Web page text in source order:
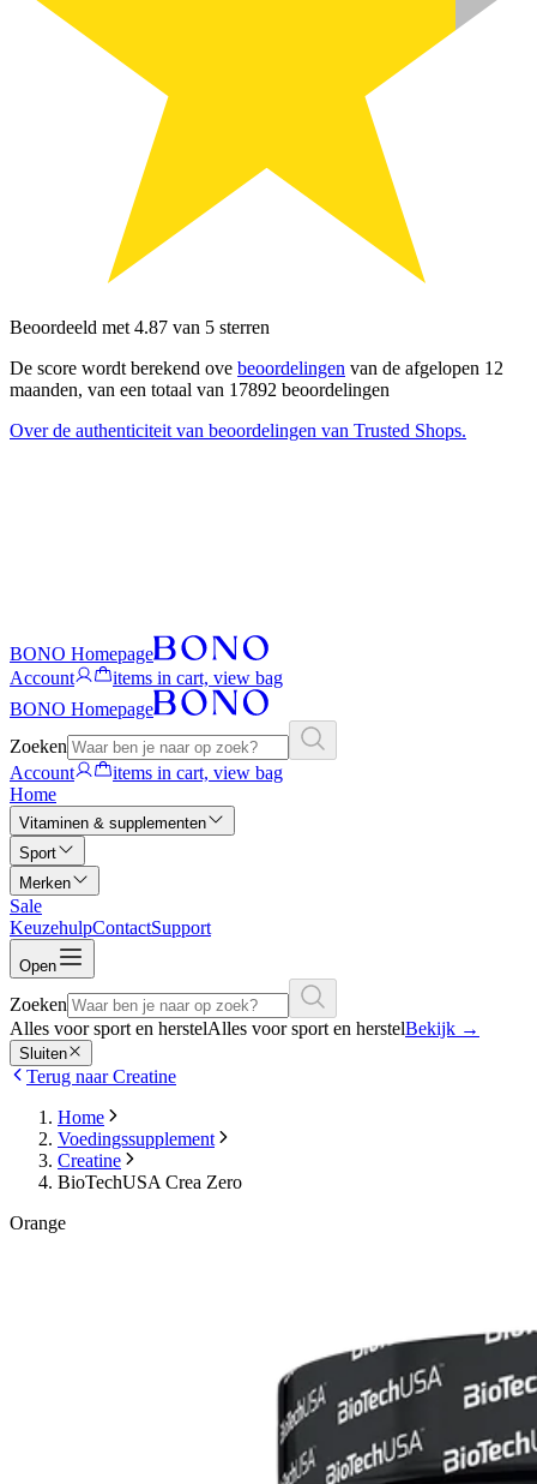
Beoordeeld met 4.87 van 5 sterren
De score wordt berekend ove beoordelingen van de afgelopen 12
maanden, van een totaal van 17892 beoordelingen
Over de authenticiteit van beoordelingen van Trusted Shops.
BONO Homepage
Account
items in cart, view bag
BONO Homepage
Zoeken
Account
items in cart, view bag
Home
Vitaminen & supplementen
Sport
Merken
Sale
KeuzehulpContactSupport
Open
Zoeken
Alles voor sport en herstelAlles voor sport en herstelBekijk →
Sluiten
Terug naar Creatine
Home
Voedingssupplement
Creatine
BioTechUSA Crea Zero
Orange